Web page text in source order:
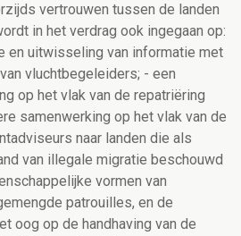
vertrouwen tussen de landen
in het verdrag ook ingegaan op:
en uitwisseling van informatie met
vluchtbegeleiders; - een
op het vlak van de repatriëring
samenwerking op het vlak van de
naar landen die als
van illegale migratie beschouwd
vormen van
patrouilles, en de
oog op de handhaving van de